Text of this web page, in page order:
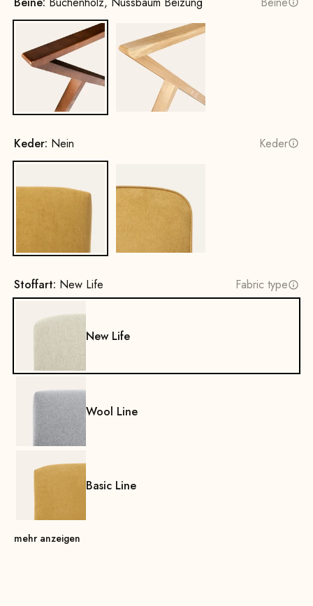
Buchenholz, Nussbaum Beizung
Eichenholz, natur
Keder: Nein Keder
Stoffart: New Life Fabric type
New Life
Wool Line
Basic Line
mehr anzeigen